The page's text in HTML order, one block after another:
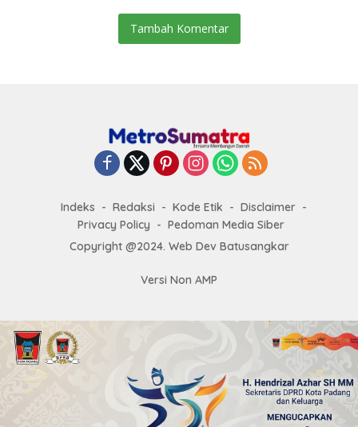
Tambah Komentar
Indeks Redaksi Kode Etik
Disclaimer
Privacy Policy
Pedoman Media Siber
Copyright @2024. Web Dev Batusangkar
Versi Non AMP